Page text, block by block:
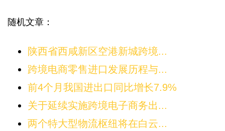
随机文章：
陕西省西咸新区空港新城跨境...
跨境电商零售进口发展历程与...
前4个月我国进出口同比增长7.9%
关于延续实施跨境电子商务出...
两个特大型物流枢纽将在白云...